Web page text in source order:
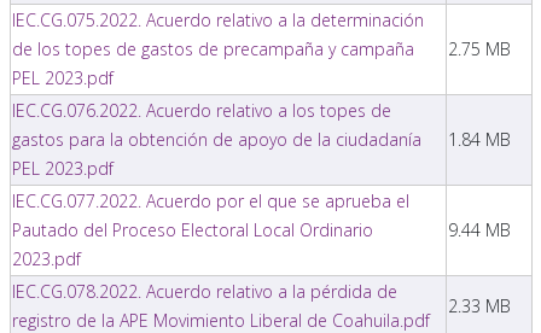
IEC.CG.075.2022. Acuerdo relativo a la determinación
de los topes de gastos de precampaña y campaña
PEL 2023.pdf
2.75 MB
IEC.CG.076.2022. Acuerdo relativo a los topes de
gastos para la obtención de apoyo de la ciudadanía
PEL 2023.pdf
1.84 MB
IEC.CG.077.2022. Acuerdo por el que se aprueba el
Pautado del Proceso Electoral Local Ordinario
2023.pdf
9.44 MB
IEC.CG.078.2022. Acuerdo relativo a la pérdida de
registro de la APE Movimiento Liberal de Coahuila.pdf
2.33 MB